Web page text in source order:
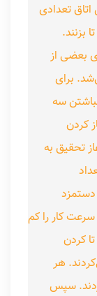
تعدادی
بزنند.
بعضی از
برای
سه
کردن
تحقیق به
کار را کم
کردن
هر
سپس